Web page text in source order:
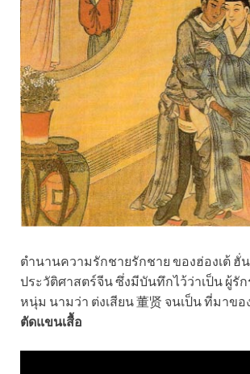
ตำนานความรักชายรักชาย ของฮ่องเต้ ฮั่
ประวัติศาสตร์จีน ซึ่งมีบันทึกไว้ว่าเป็น ผู้รั
หนุ่ม นามว่า ต่งเสียน 董贤 จนเป็น ที่มาขอ
ตัดแขนเสื้อ